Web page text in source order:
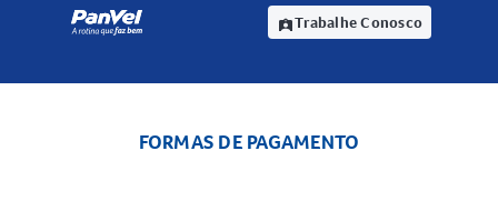
assignment_indTrabalhe Conosco
FORMAS DE PAGAMENTO